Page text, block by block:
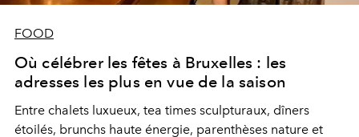
FOOD
Où célébrer les fêtes à Bruxelles : les
adresses les plus en vue de la saison
Entre chalets luxueux, tea times sculpturaux, dîners
étoilés, brunchs haute énergie, parenthèses nature et